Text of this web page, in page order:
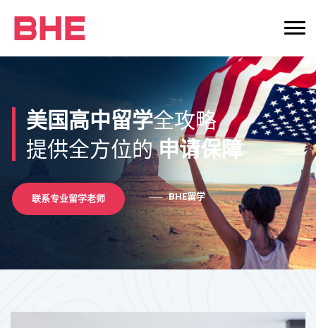
美国高中留学
申请保障